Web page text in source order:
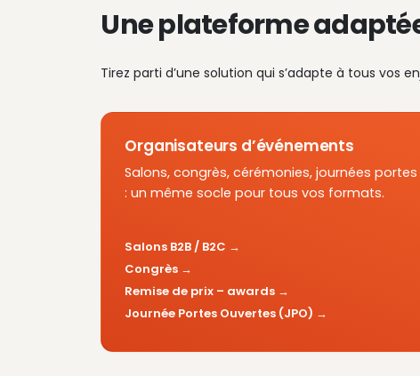
Une plateforme
Tirez parti d’une solution qui s’adapte à tous vos
Organisateurs d’événements
Salons, congrès, cérémonies, journées
: un même socle pour tous vos formats.
Salons B2B / B2C
Congrès
Remise de prix – awards
Journée Portes Ouvertes (JPO)